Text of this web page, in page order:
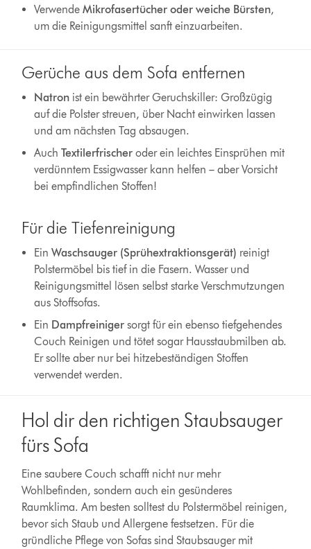
VerwendeMikrofasertücher oder weiche Bürsten,
um die Reinigungsmittel sanft einzuarbeiten.
Gerüche aus dem Sofa entfernen
Natronist ein bewährter Geruchskiller: Großzügig
auf die Polster streuen, über Nacht einwirken lassen
und am nächsten Tag absaugen.
Auch Textilerfrischeroder ein leichtes Einsprühen mit
verdünntem Essigwasser kann helfen – aber Vorsicht
bei empfindlichen Stoffen!
Für die Tiefenreinigung
Ein Waschsauger (Sprühextraktionsgerät) reinigt
Polstermöbel bis tief in die Fasern. Wasser und
Reinigungsmittel lösen selbst starke Verschmutzungen
aus Stoffsofas.
Ein Dampfreinigersorgt für ein ebenso tiefgehendes
Couch Reinigen und tötet sogar Hausstaubmilben ab.
Er sollte aber nur bei hitzebeständigen Stoffen
verwendet werden.
Hol dir den richtigen Staubsauger
fürs Sofa
Eine saubere Couch schafft nicht nur mehr
Wohlbefinden, sondern auch ein gesünderes
Raumklima. Am besten solltest du Polstermöbel reinigen,
bevor sich Staub und Allergene festsetzen. Für die
gründliche Pflege von Sofas sind Staubsauger mit